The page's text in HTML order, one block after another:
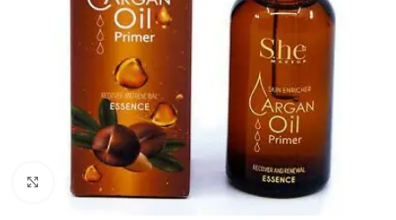
Click to enlarge